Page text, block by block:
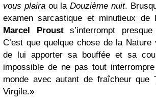
vous plairaou la Douzième nuit.
examen sarcastique et minutieux de
Marcel Prousts’interrompt
C’est que quelque chose de la Nature
de lui apporter sa bouffée et sa
impossible de ne pas tout
monde avec autant de fraîcheur que
Virgile.»